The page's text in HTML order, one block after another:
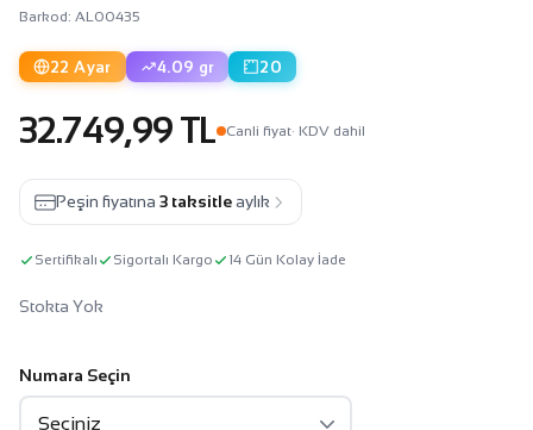
Barkod: AL00435
22 Ayar 4.09 gr 20
32.749,99 TL Canli fiyat· KDV dahil
Peşin fiyatına 3 taksitle aylık
Sertifikalı Sigortalı Kargo 14 Gün Kolay İade
Stokta Yok
Numara Seçin